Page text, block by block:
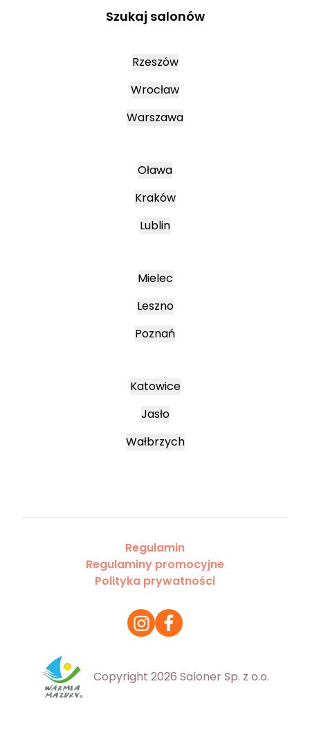
Szukaj salonów
Rzeszów
Wrocław
Warszawa
Oława
Kraków
Lublin
Mielec
Leszno
Poznań
Katowice
Jasło
Wałbrzych
Regulamin
Regulaminy promocyjne
Polityka prywatności
Copyright 2026 Saloner Sp. z o.o.